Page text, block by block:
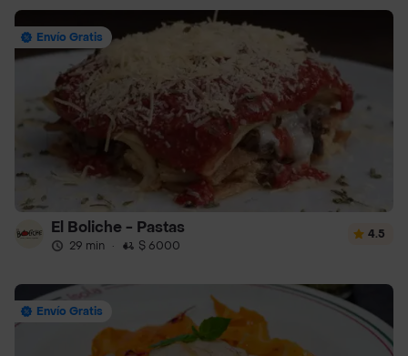
Envío Gratis
El Boliche - Pastas
29 min · $ 6000
4.5
Envío Gratis